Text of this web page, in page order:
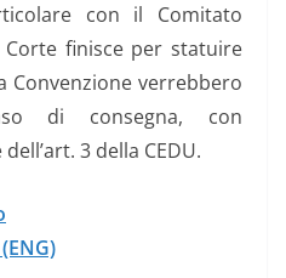
con il Comitato
finisce per statuire
verrebbero
di consegna, con
3 della CEDU.